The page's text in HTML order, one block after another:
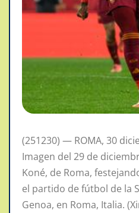
(251230) — ROMA, 30
Imagen del 29 de
Koné, de Roma,
el partido de fútbol de la
Genoa, en Roma, Italia.